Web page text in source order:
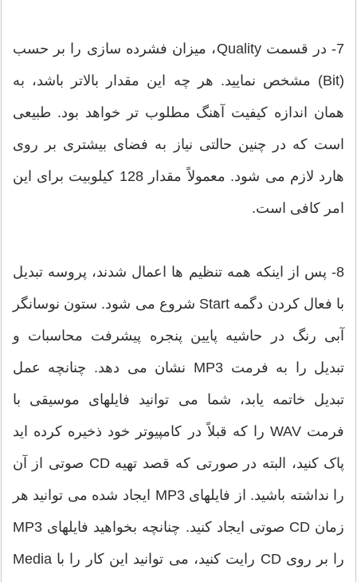
7- در قسمت Quality، میزان فشرده سازی را بر حسب
(Bit) مشخص نمایید. هر چه این مقدار بالاتر باشد، به
همان اندازه کیفیت آهنگ مطلوب تر خواهد بود. طبیعی
است که در چنین حالتی نیاز به فضای بیشتری بر روی
هارد لازم می شود. معمولاً مقدار 128 کیلوبیت برای این
امر کافی است.
8- پس از اینکه همه تنظیم ها اعمال شدند، پروسه تبدیل
با فعال کردن دگمه Start شروع می شود. ستون نوسانگر
آبی رنگ در حاشیه پایین پنجره پیشرفت محاسبات و
تبدیل را به فرمت MP3 نشان می دهد. چنانچه عمل
تبدیل خاتمه یابد، شما می توانید فایلهای موسیقی با
فرمت WAV را که قبلاً در کامپیوتر خود ذخیره کرده اید
پاک کنید، البته در صورتی که قصد تهیه CD صوتی از آن
را نداشته باشید. از فایلهای MP3 ایجاد شده می توانید هر
زمان CD صوتی ایجاد کنید. چنانچه بخواهید فایلهای MP3
را بر روی CD رایت کنید، می توانید این کار را با Media